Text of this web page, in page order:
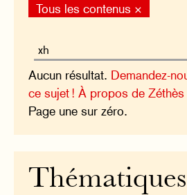
Tous les contenus ×
Aucun résultat. Demandez-
ce sujet ! À propos de
Page une sur zéro.
Thématiques